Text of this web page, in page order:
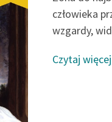
człowieka
wzgardy,
Czytaj więcej